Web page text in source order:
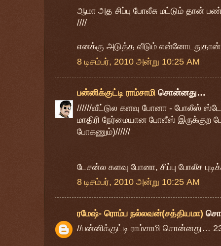
ஆமா அத சிப்பு போலீசு மட்டும் தான்
////
எனக்கு அடுத்த வீடும்
8 டிசம்பர், 2010 அன்று 10:25 AM
பன்னிக்குட்டி ராம்சாமி சொன்னது…
//////வீட்டுல களவு போனா - போலீஸ்
மாதிரி நேர்மையான போலீஸ்
போகணும்)//////
டேசன்ல களவு போனா, சிப்பு போலீச
8 டிசம்பர், 2010 அன்று 10:25 AM
ரமேஷ்- ரொம்ப நல்லவன்(சத்தியமா)
//பன்னிக்குட்டி ராம்சாமி சொன்னது…